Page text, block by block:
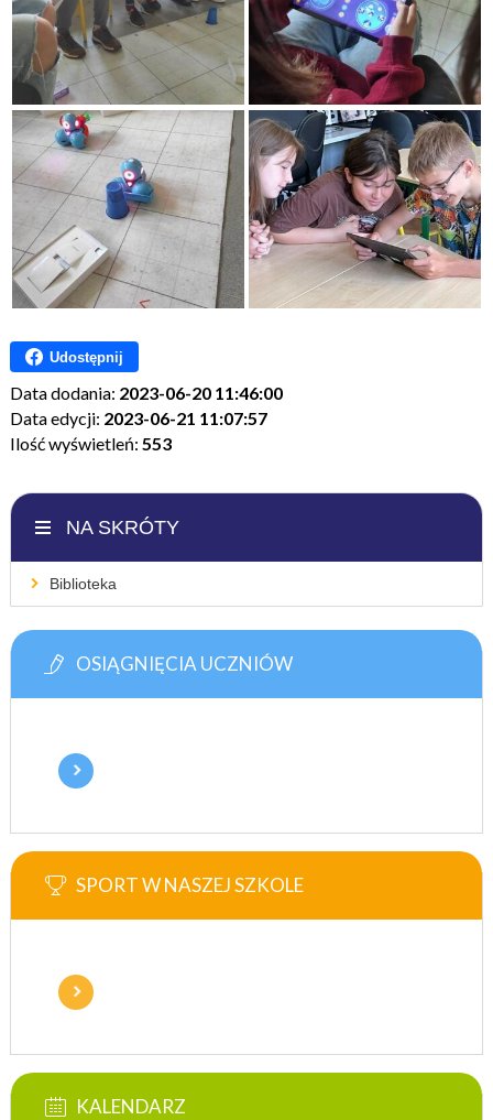
Udostępnij
Data dodania: 2023-06-20 11:46:00
Data edycji: 2023-06-21 11:07:57
Ilość wyświetleń: 553
NA SKRÓTY
Biblioteka
OSIĄGNIĘCIA UCZNIÓW
SPORT W NASZEJ SZKOLE
KALENDARZ